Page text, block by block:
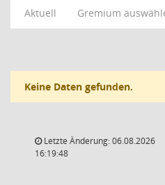
Aktuell
Gremium
Keine Daten gefunden.
Letzte Änderung: 06.08.2026
16:19:48